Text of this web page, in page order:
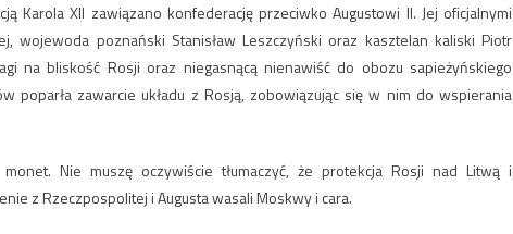
XII zawiązano konfederację przeciwko Augustowi II. Jej oficjalnymi
wojewoda poznański Stanisław Leszczyński oraz kasztelan kaliski Piotr
na bliskość Rosji oraz niegasnącą nienawiść do obozu sapieżyńskiego
poparła zawarcie układu z Rosją, zobowiązując się w nim do wspierania
Nie muszę oczywiście tłumaczyć, że protekcja Rosji nad Litwą i
z Rzeczpospolitej i Augusta wasali Moskwy i cara.